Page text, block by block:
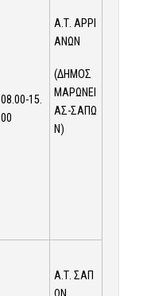
08.00-15.
00
Α.Τ. ΑΡΡΙ
ΑΝΩΝ
(ΔΗΜΟΣ
ΜΑΡΩΝΕΙ
ΑΣ-ΣΑΠΩ
Ν)
Α.Τ. ΣΑΠ
ΩΝ